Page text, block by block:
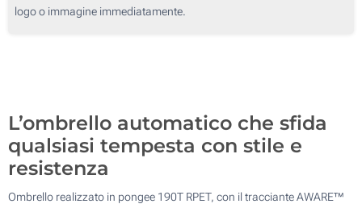
Transfer digitale full color (Parte superiore)
50
logo o immagine immediatamente.
L’ombrello automatico che sfida
qualsiasi tempesta con stile e
resistenza
Ombrello realizzato in pongee 190T RPET, con il tracciante AWARE™